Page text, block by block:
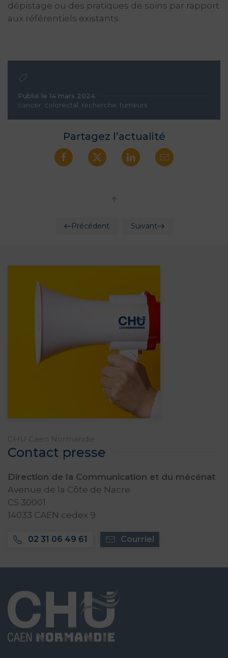
dépistage ou des pratiques de soins par rapport
aux référentiels existants.
Publié le 14 mars 2024
cancer colorectal recherche tumeurs
Partagez l’actualité
Précédent Suivant
CHU Caen Normandie
Contact presse
Direction de la Communication et du mécénat
Avenue de la Côte de Nacre
CS 30001
14033 CAEN cedex 9
02 31 06 49 61 Courriel